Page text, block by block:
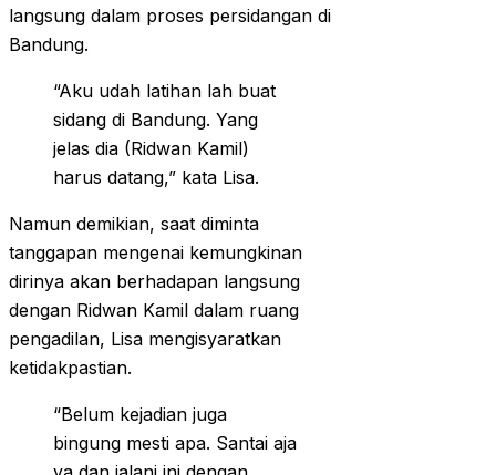
langsung dalam proses persidangan di
Bandung.
“Aku udah latihan lah buat
sidang di Bandung. Yang
jelas dia (Ridwan Kamil)
harus datang,” kata Lisa.
Namun demikian, saat diminta
tanggapan mengenai kemungkinan
dirinya akan berhadapan langsung
dengan Ridwan Kamil dalam ruang
pengadilan, Lisa mengisyaratkan
ketidakpastian.
“Belum kejadian juga
bingung mesti apa. Santai aja